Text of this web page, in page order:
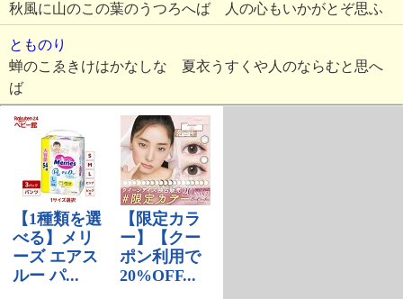
秋風に山のこの葉のうつろへば 人の心もいかがとぞ思ふ
とものり
蝉のこゑきけはかなしな 夏衣うすくや人のならむと思へ
ば